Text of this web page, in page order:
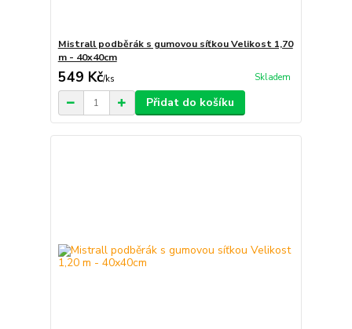
Mistrall podběrák s gumovou síťkou Velikost 1,70
m - 40x40cm
549 Kč/ks Skladem
Přidat do košíku